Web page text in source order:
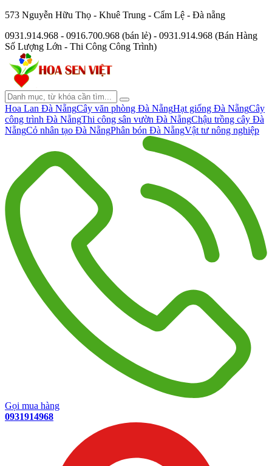
573 Nguyễn Hữu Thọ - Khuê Trung - Cẩm Lệ - Đà nẵng
0931.914.968 - 0916.700.968 (bán lẻ) - 0931.914.968 (Bán Hàng
Số Lượng Lớn - Thi Công Công Trình)
Hoa Lan Đà NẵngCây văn phòng Đà NẵngHạt giống Đà NẵngCây
công trình Đà NẵngThi công sân vườn Đà NẵngChậu trồng cây Đà
NẵngCỏ nhân tạo Đà NẵngPhân bón Đà NẵngVật tư nông nghiệp
Gọi mua hàng
0931914968